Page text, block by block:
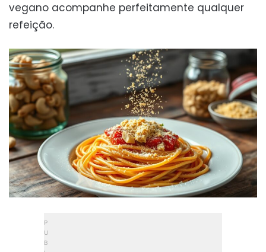
vegano acompanhe perfeitamente qualquer
refeição.